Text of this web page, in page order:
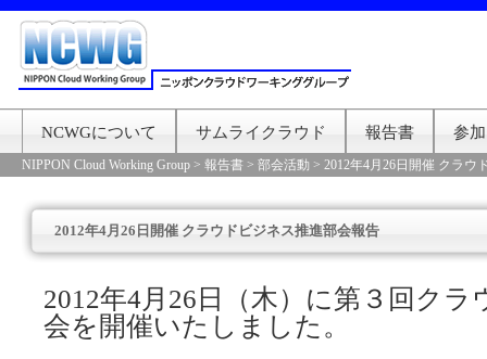
NCWGについて サムライクラウド 報告書 参
NIPPON Cloud Working Group > 報告書 > 部会活動 > 2012年4月26日開催 クラウ
2012年4月26日開催 クラウドビジネス推進部会報告
2012年4月26日（木）に第３回ク
会を開催いたしました。